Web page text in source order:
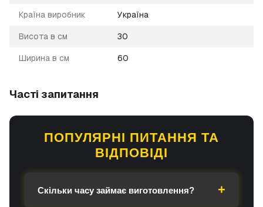
Країна виробник Україна
Висота в см 30
Ширина в см 60
Часті запитання
ПОПУЛЯРНІ ПИТАННЯ ТА
ВІДПОВІДІ
Скільки часу займає виготовлення?